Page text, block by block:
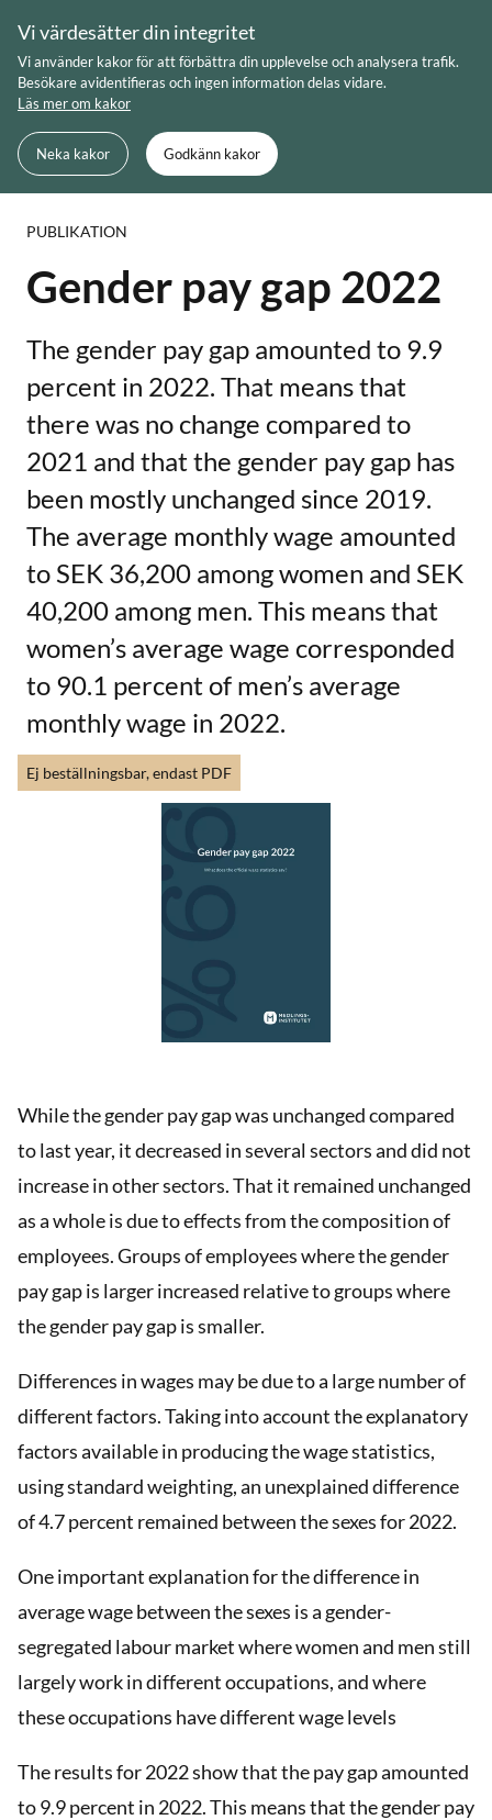
content
Sök Meny
Du är här: Startsida Gender pay gap 2022
PUBLIKATION
Gender pay gap 2022
The gender pay gap amounted to 9.9
percent in 2022. That means that
there was no change compared to
2021 and that the gender pay gap has
been mostly unchanged since 2019.
The average monthly wage amounted
to SEK 36,200 among women and SEK
40,200 among men. This means that
women’s average wage corresponded
to 90.1 percent of men’s average
monthly wage in 2022.
Ej beställningsbar, endast PDF
While the gender pay gap was unchanged compared
to last year, it decreased in several sectors and did not
increase in other sectors. That it remained unchanged
as a whole is due to effects from the composition of
employees. Groups of employees where the gender
pay gap is larger increased relative to groups where
the gender pay gap is smaller.
Differences in wages may be due to a large number of
different factors. Taking into account the explanatory
factors available in producing the wage statistics,
using standard weighting, an unexplained difference
of 4.7 percent remained between the sexes for 2022.
One important explanation for the difference in
average wage between the sexes is a gender-
segregated labour market where women and men still
largely work in different occupations, and where
these occupations have different wage levels
The results for 2022 show that the pay gap amounted
to 9.9 percent in 2022. This means that the gender pay
Vi värdesätter din integritet
Vi använder kakor för att förbättra din upplevelse och analysera trafik.
Besökare avidentifieras och ingen information delas vidare.
Läs mer om kakor
Neka kakor Godkänn kakor